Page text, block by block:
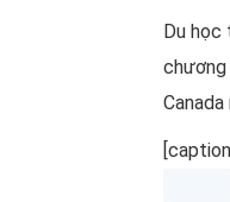
Du học
chương